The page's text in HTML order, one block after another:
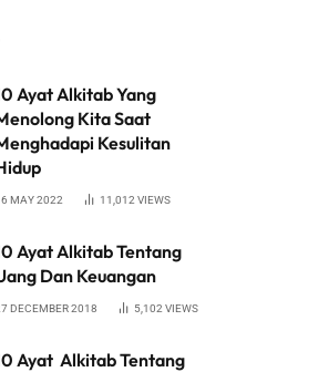
Ayat Alkitab Yang
Kita Saat
Kesulitan
MAY 2022 11,012 VIEWS
Ayat Alkitab Tentang
Dan Keuangan
DECEMBER 2018 5,102 VIEWS
Ayat Alkitab Tentang